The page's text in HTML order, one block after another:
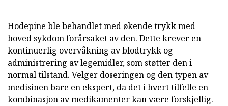
Hodepine ble behandlet med økende trykk med
hoved sykdom forårsaket av den. Dette krever en
kontinuerlig overvåkning av blodtrykk og
administrering av legemidler, som støtter den i
normal tilstand. Velger doseringen og den typen av
medisinen bare en ekspert, da det i hvert tilfelle en
kombinasjon av medikamenter kan være forskjellig.